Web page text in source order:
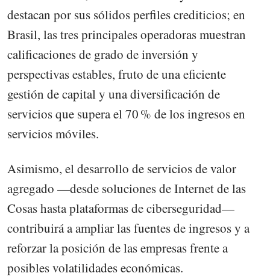
destacan por sus sólidos perfiles crediticios; en
Brasil, las tres principales operadoras muestran
calificaciones de grado de inversión y
perspectivas estables, fruto de una eficiente
gestión de capital y una diversificación de
servicios que supera el 70 % de los ingresos en
servicios móviles.
Asimismo, el desarrollo de servicios de valor
agregado —desde soluciones de Internet de las
Cosas hasta plataformas de ciberseguridad—
contribuirá a ampliar las fuentes de ingresos y a
reforzar la posición de las empresas frente a
posibles volatilidades económicas.